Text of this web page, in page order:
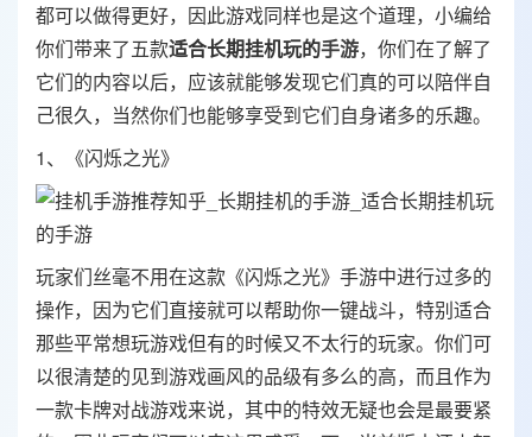
都可以做得更好，因此游戏同样也是这个道理，小编给
你们带来了五款适合长期挂机玩的手游，你们在了解了
它们的内容以后，应该就能够发现它们真的可以陪伴自
己很久，当然你们也能够享受到它们自身诸多的乐趣。
1、《闪烁之光》
玩家们丝毫不用在这款《闪烁之光》手游中进行过多的
操作，因为它们直接就可以帮助你一键战斗，特别适合
那些平常想玩游戏但有的时候又不太行的玩家。你们可
以很清楚的见到游戏画风的品级有多么的高，而且作为
一款卡牌对战游戏来说，其中的特效无疑也会是最要紧